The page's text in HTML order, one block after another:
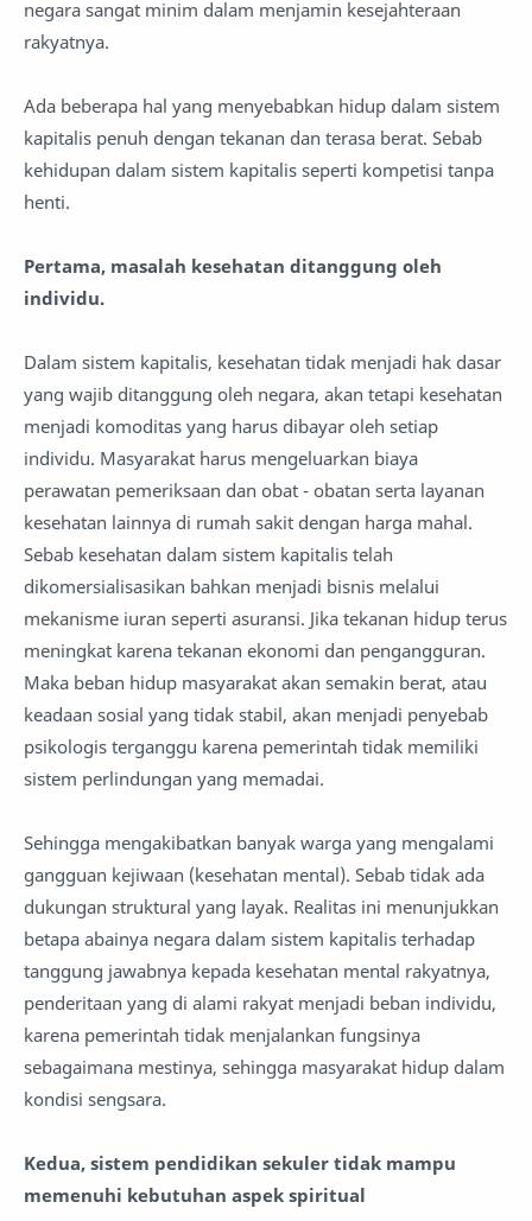
negara sangat minim dalam menjamin kesejahteraan
rakyatnya.
Ada beberapa hal yang menyebabkan hidup dalam sistem
kapitalis penuh dengan tekanan dan terasa berat. Sebab
kehidupan dalam sistem kapitalis seperti kompetisi tanpa
henti.
Pertama, masalah kesehatan ditanggung oleh
individu.
Dalam sistem kapitalis, kesehatan tidak menjadi hak dasar
yang wajib ditanggung oleh negara, akan tetapi kesehatan
menjadi komoditas yang harus dibayar oleh setiap
individu. Masyarakat harus mengeluarkan biaya
perawatan pemeriksaan dan obat - obatan serta layanan
kesehatan lainnya di rumah sakit dengan harga mahal.
Sebab kesehatan dalam sistem kapitalis telah
dikomersialisasikan bahkan menjadi bisnis melalui
mekanisme iuran seperti asuransi. Jika tekanan hidup terus
meningkat karena tekanan ekonomi dan pengangguran.
Maka beban hidup masyarakat akan semakin berat, atau
keadaan sosial yang tidak stabil, akan menjadi penyebab
psikologis terganggu karena pemerintah tidak memiliki
sistem perlindungan yang memadai.
Sehingga mengakibatkan banyak warga yang mengalami
gangguan kejiwaan (kesehatan mental). Sebab tidak ada
dukungan struktural yang layak. Realitas ini menunjukkan
betapa abainya negara dalam sistem kapitalis terhadap
tanggung jawabnya kepada kesehatan mental rakyatnya,
penderitaan yang di alami rakyat menjadi beban individu,
karena pemerintah tidak menjalankan fungsinya
sebagaimana mestinya, sehingga masyarakat hidup dalam
kondisi sengsara.
Kedua, sistem pendidikan sekuler tidak mampu
memenuhi kebutuhan aspek spiritual